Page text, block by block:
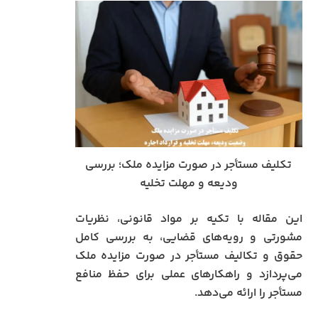
تکلیف مستأجر در صورت مزایده ملک؛ بررسی
ودیعه و مهلت تخلیه
این مقاله با تکیه بر مواد قانونی، نظریات
مشورتی و رویه‌های قضایی، به بررسی کامل
حقوق و تکالیف مستأجر در صورت مزایده ملک
می‌پردازد و راهکارهای عملی برای حفظ منافع
مستأجر را ارائه می‌دهد.